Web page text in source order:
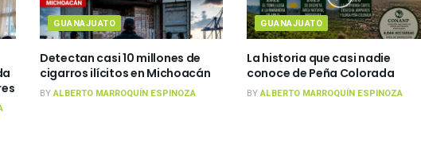
GUANAJUATO
Detectan casi 10 millones de
cigarros ilícitos en Michoacán
BYALBERTO MARROQUÍN ESPINOZA
GUANAJUATO
La historia que casi nadie
conoce de Peña Colorada
BYALBERTO MARROQUÍN ESPINOZA